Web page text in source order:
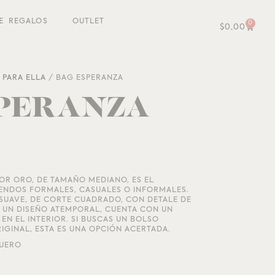
REGALOS OUTLET
$0,00
0
PARA ELLA / BAG ESPERANZA
ORO, DE TAMAÑO MEDIANO, ES EL
FORMALES, CASUALES O INFORMALES.
DE CORTE CUADRADO, CON DETALE DE
DISEÑO ATEMPORAL, CUENTA CON UN
EL INTERIOR. SI BUSCAS UN BOLSO
ESTA ES UNA OPCIÓN ACERTADA.